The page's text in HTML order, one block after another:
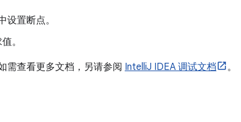
设置断点。
。
需查看更多文档，另请参阅 IntelliJ IDEA 调试文档 。